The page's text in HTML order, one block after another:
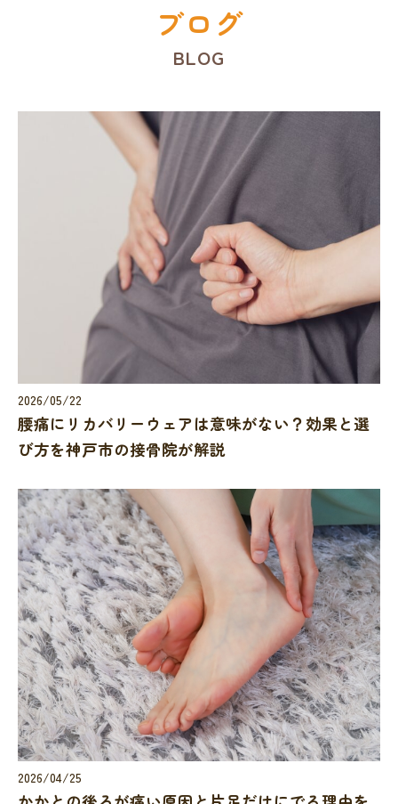
ブログ
BLOG
2026/05/22
腰痛にリカバリーウェアは意味がない？効果と選
び方を神戸市の接骨院が解説
2026/04/25